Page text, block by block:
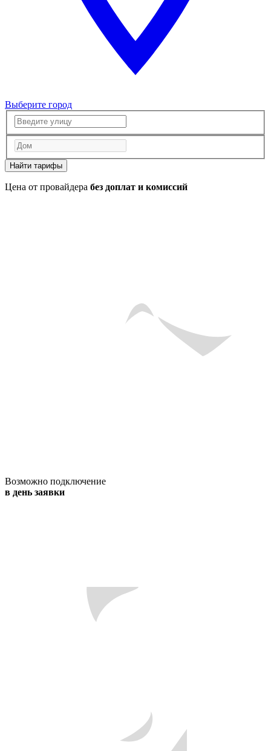
Выберите город
Найти тарифы
Цена от провайдера без доплат и комиссий
Возможно подключение
в день заявки